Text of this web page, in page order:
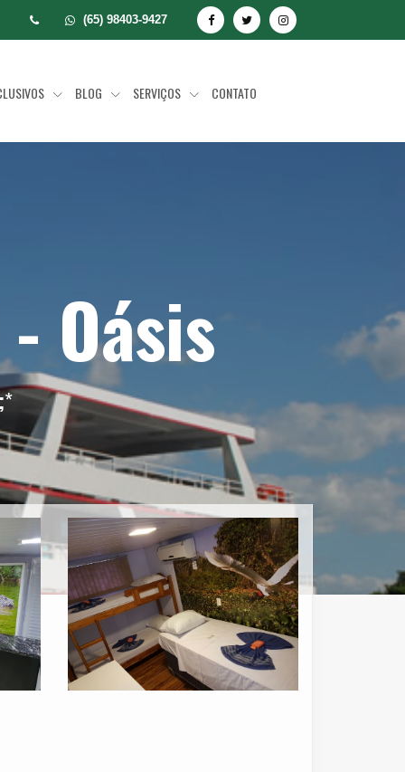
(65) 98403-9427
BLOG SERVIÇOS CONTATO
Oásis
*